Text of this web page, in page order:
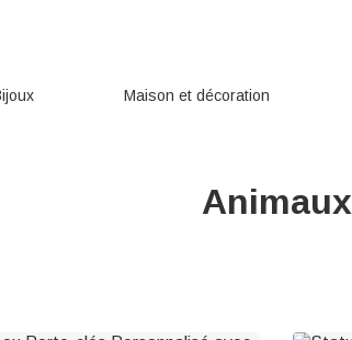
Maison et décoration
Animaux